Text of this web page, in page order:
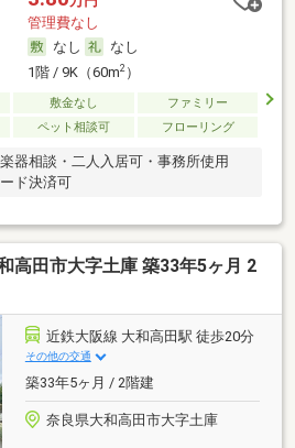
管理費なし
なし
なし
1階 / 9K（60m2）
敷金なし
ファミリー
ペット相談可 フローリング
器相談・二人入居可・事務所使用
ド決済可
高田市大字土庫 築33年5ヶ月 2
近鉄大阪線 大和高田駅 徒歩20分
その他の交通
築33年5ヶ月 / 2階建
奈良県大和高田市大字土庫